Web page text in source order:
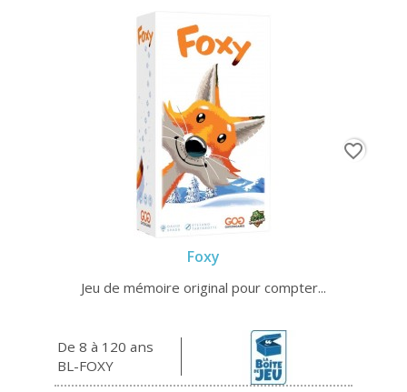
Foxy
Jeu de mémoire original pour compter...
De 8 à 120 ans
BL-FOXY
favorite_border